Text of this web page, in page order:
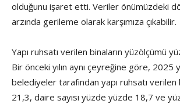
olduğunu işaret etti. Veriler önümüzdeki
arzında gerileme olarak karşımıza çıkabilir.
Yapı ruhsatı verilen binaların yüzölçümü
Bir önceki yılın aynı çeyreğine göre, 2025
belediyeler tarafından yapı ruhsatı verilen
21,3, daire sayısı yüzde yüzde 18,7 ve